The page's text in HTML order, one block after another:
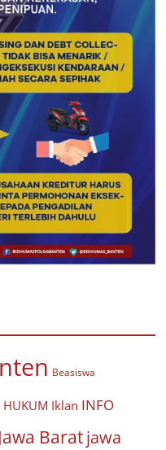
Beasiswa
HUKUM Iklan INFO
Jawa Baratjawa